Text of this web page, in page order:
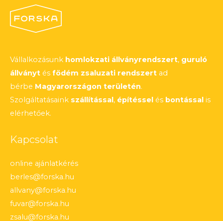
Vállalkozásunk homlokzati állványrendszert, guruló
állványt és födém zsaluzati rendszert ad
bérbe Magyarországon területén.
Szolgáltatásaink szállítással, építéssel és bontással is
elérhetőek.
Kapcsolat
online ajánlatkérés
berles@forska.hu
allvany@forska.hu
fuvar@forska.hu
zsalu@forska.hu